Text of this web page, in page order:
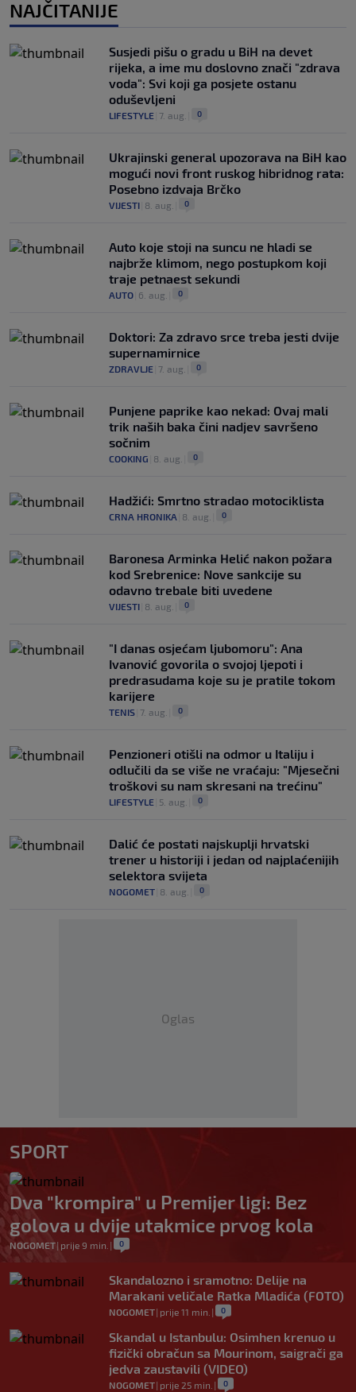
NAJČITANIJE
Susjedi pišu o gradu u BiH na devet
rijeka, a ime mu doslovno znači "zdrava
voda": Svi koji ga posjete ostanu
oduševljeni
LIFESTYLE 7. aug. 0
Ukrajinski general upozorava na BiH kao
mogući novi front ruskog hibridnog rata:
Posebno izdvaja Brčko
VIJESTI 8. aug. 0
Auto koje stoji na suncu ne hladi se
najbrže klimom, nego postupkom koji
traje petnaest sekundi
AUTO 6. aug. 0
Doktori: Za zdravo srce treba jesti dvije
supernamirnice
ZDRAVLJE 7. aug. 0
Punjene paprike kao nekad: Ovaj mali
trik naših baka čini nadjev savršeno
sočnim
COOKING 8. aug. 0
Hadžići: Smrtno stradao motociklista
CRNA HRONIKA 8. aug. 0
Baronesa Arminka Helić nakon požara
kod Srebrenice: Nove sankcije su
odavno trebale biti uvedene
VIJESTI 8. aug. 0
"I danas osjećam ljubomoru": Ana
Ivanović govorila o svojoj ljepoti i
predrasudama koje su je pratile tokom
karijere
TENIS 7. aug. 0
Penzioneri otišli na odmor u Italiju i
odlučili da se više ne vraćaju: "Mjesečni
troškovi su nam skresani na trećinu"
LIFESTYLE 5. aug. 0
Dalić će postati najskuplji hrvatski
trener u historiji i jedan od najplaćenijih
selektora svijeta
NOGOMET 8. aug. 0
Oglas
SPORT
Dva "krompira" u Premijer ligi: Bez
golova u dvije utakmice prvog kola
NOGOMET| prije 9 min. | 0
Skandalozno i sramotno: Delije na
Marakani veličale Ratka Mladića (FOTO)
NOGOMET| prije 11 min. | 0
Skandal u Istanbulu: Osimhen krenuo u
fizički obračun sa Mourinom, saigrači ga
jedva zaustavili (VIDEO)
NOGOMET| prije 25 min. | 0